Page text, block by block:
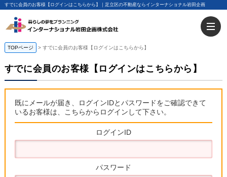
すでに会員のお客様【ログインはこちらから】｜足立区の不動産ならインターナショナル岩田企画
TOPページ すでに会員のお客様【ログインはこちらから】
すでに会員のお客様【ログインはこちらから】
既にメールが届き、ログインIDとパスワードをご確認できて
いるお客様は、こちらからログインして下さい。
ログインID
パスワード